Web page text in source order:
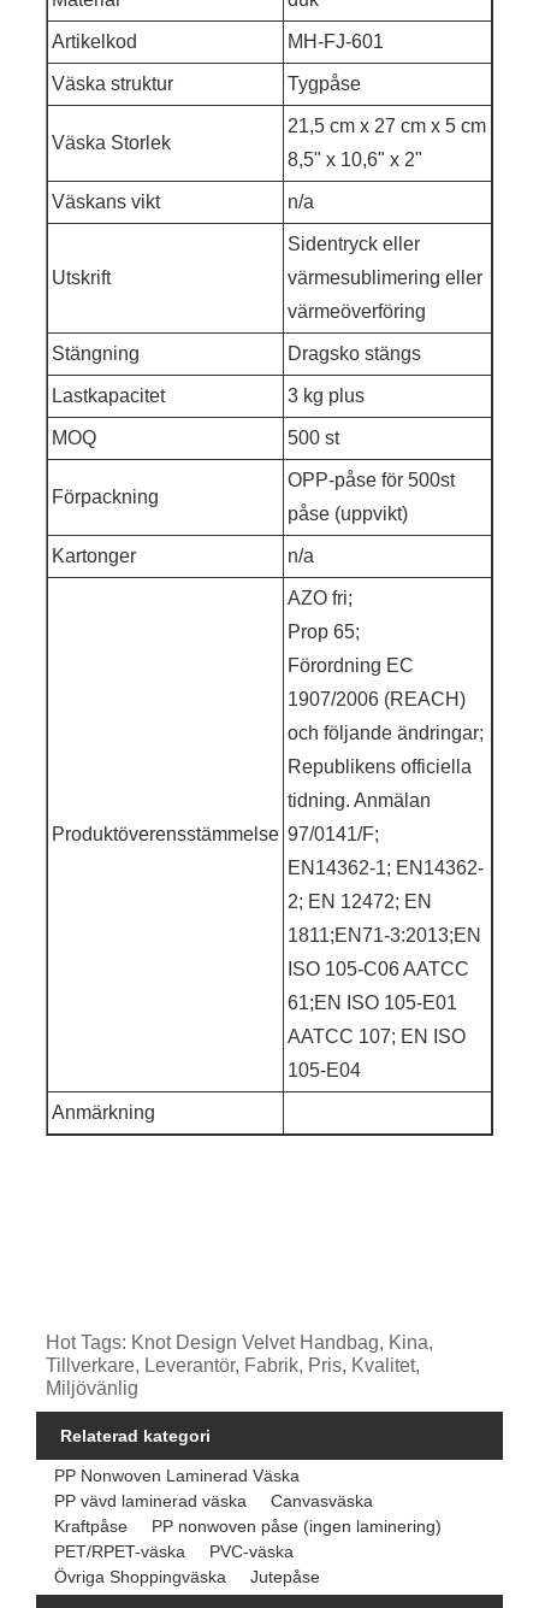
Artikelkod MH-FJ-601
Väska struktur Tygpåse
Väska Storlek
21,5 cm x 27 cm x 5 cm
8,5" x 10,6" x 2"
Väskans vikt n/a
Utskrift
Sidentryck eller
värmesublimering eller
värmeöverföring
Stängning Dragsko stängs
Lastkapacitet 3 kg plus
MOQ 500 st
Förpackning
OPP-påse för 500st
påse (uppvikt)
Kartonger n/a
Produktöverensstämmelse
AZO fri;
Prop 65;
Förordning EC
1907/2006 (REACH)
och följande ändringar;
Republikens officiella
tidning. Anmälan
97/0141/F;
EN14362-1; EN14362-
2; EN 12472; EN
1811;EN71-3:2013;EN
ISO 105-C06 AATCC
61;EN ISO 105-E01
AATCC 107; EN ISO
105-E04
Anmärkning
Hot Tags: Knot Design Velvet Handbag, Kina,
Tillverkare, Leverantör, Fabrik, Pris, Kvalitet,
Miljövänlig
Relaterad kategori
PP Nonwoven Laminerad Väska
PP vävd laminerad väska
Canvasväska
Kraftpåse
PP nonwoven påse (ingen laminering)
PET/RPET-väska
PVC-väska
Övriga Shoppingväska
Jutepåse